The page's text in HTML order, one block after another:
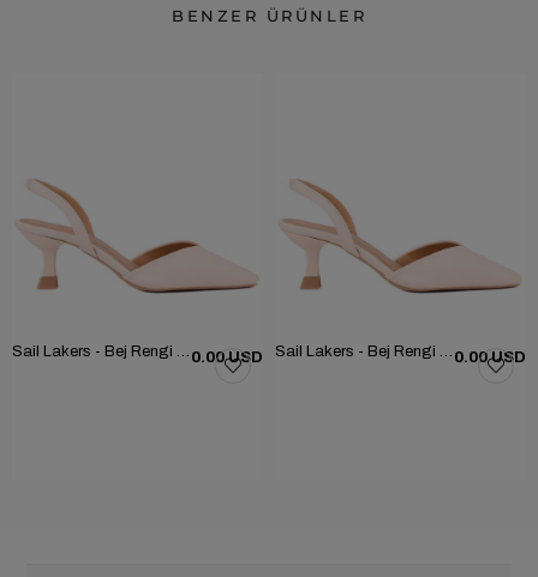
BENZER ÜRÜNLER
0.00 USD 0.00 USD